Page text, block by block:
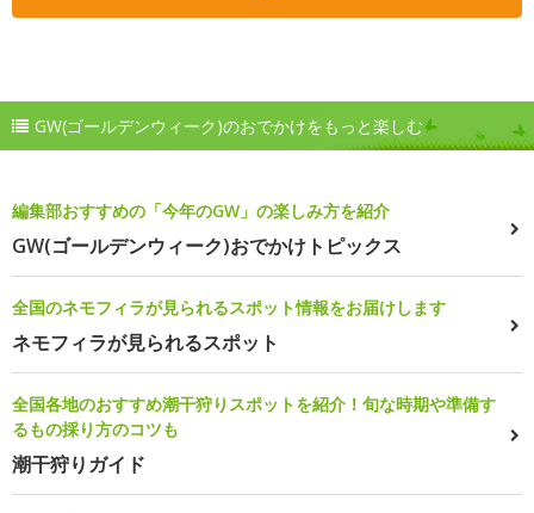
GW(ゴールデンウィーク)のおでかけをもっと楽しむ
編集部おすすめの「今年のGW」の楽しみ方を紹介
GW(ゴールデンウィーク)おでかけトピックス
全国のネモフィラが見られるスポット情報をお届けします
ネモフィラが見られるスポット
全国各地のおすすめ潮干狩りスポットを紹介！旬な時期や準備す
るもの採り方のコツも
潮干狩りガイド